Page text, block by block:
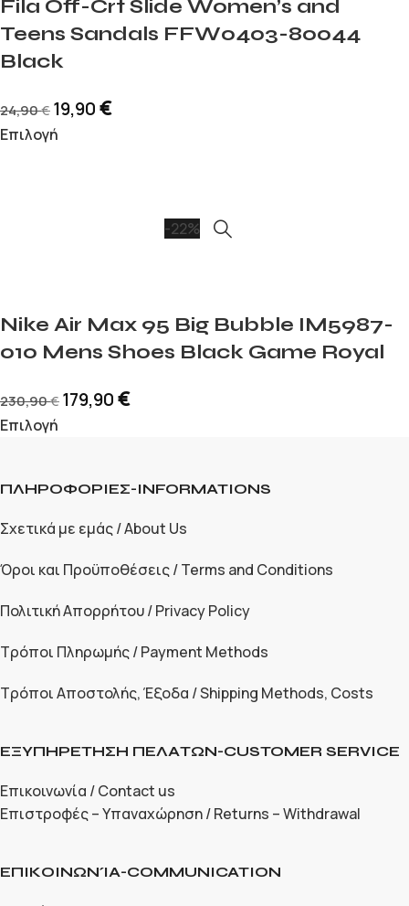
Fila Off-Crt Slide Women’s and
Teens Sandals FFW0403-80044
Black
24,90€ 19,90€
Επιλογή
-22%
Nike Air Max 95 Big Bubble IM5987-
010 Mens Shoes Black Game Royal
230,90€ 179,90€
Επιλογή
ΠΛΗΡΟΦΟΡΙΕΣ-INFORMATIONS
Σχετικά με εμάς / About Us
Όροι και Προϋποθέσεις / Terms and Conditions
Πολιτική Απορρήτου / Privacy Policy
Τρόποι Πληρωμής / Payment Methods
Τρόποι Αποστολής, Έξοδα / Shipping Methods, Costs
ΕΞΥΠΗΡΕΤΗΣΗ ΠΕΛΑΤΩΝ-CUSTOMER SERVICE
Επικοινωνία / Contact us
Επιστροφές – Υπαναχώρηση / Returns – Withdrawal
ΕΠΙΚΟΙΝΩΝΊΑ-COMMUNICATION